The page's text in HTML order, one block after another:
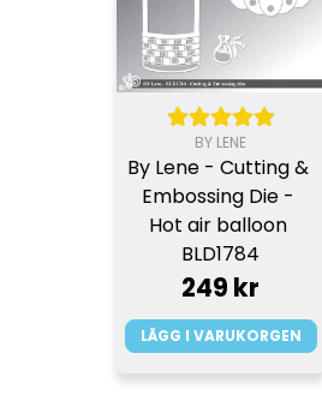
BY LENE
By Lene - Cutting &
Embossing Die -
Hot air balloon
BLD1784
249 kr
LÄGG I VARUKORGEN